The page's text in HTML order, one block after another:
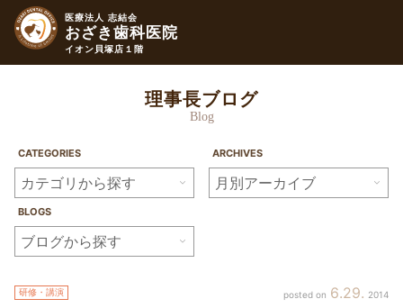
医療法人 志結会
おざき歯科医院
イオン貝塚店１階
理事長ブログ
Blog
CATEGORIES ARCHIVES
BLOGS
6 29 2014
研修・講演